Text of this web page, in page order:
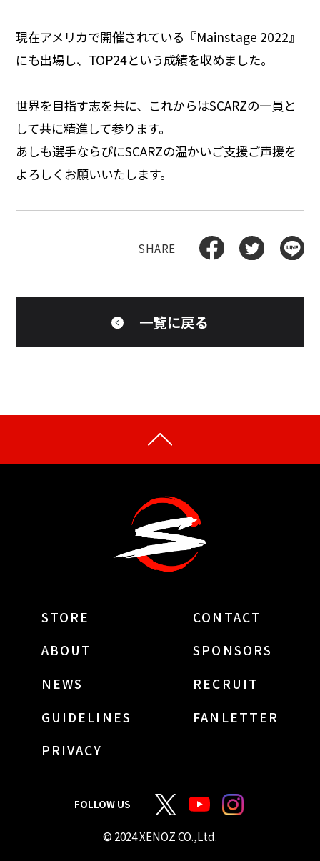
現在アメリカで開催されている『Mainstage 2022』
にも出場し、TOP24という成績を収めました。
世界を目指す志を共に、これからはSCARZの一員と
して共に精進して参ります。
あしも選手ならびにSCARZの温かいご支援ご声援を
よろしくお願いいたします。
一覧に戻る
STORE
CONTACT
ABOUT
SPONSORS
NEWS
RECRUIT
GUIDELINES
FANLETTER
PRIVACY
© 2024 XENOZ CO.,Ltd.
FOLLOW US